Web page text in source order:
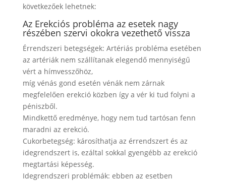
következőek lehetnek:
Az Erekciós probléma az esetek nagy
részében szervi okokra vezethető vissza
Érrendszeri betegségek: Artériás probléma esetében
az artériák nem szállítanak elegendő mennyiségű
vért a hímvesszőhöz,
míg vénás gond esetén vénák nem zárnak
megfelelően erekció közben így a vér ki tud folyni a
péniszből.
Mindkettő eredménye, hogy nem tud tartósan fenn
maradni az erekció.
Cukorbetegség: károsíthatja az érrendszert és az
idegrendszert is, ezáltal sokkal gyengébb az erekció
megtartási képesség.
Idegrendszeri problémák: ebben az esetben